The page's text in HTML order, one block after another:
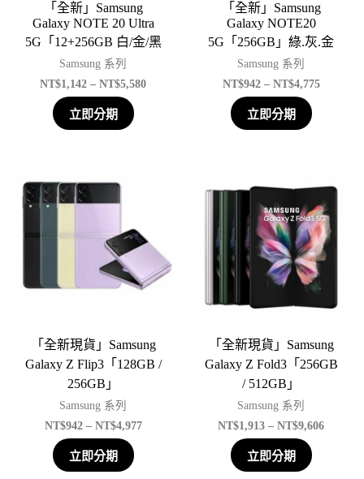
「全新」Samsung
Galaxy NOTE 20 Ultra
5G「12+256GB 白/金/黑
Samsung 系列
NT$1,142 – NT$5,580
立即分期
「全新」Samsung
Galaxy NOTE20
5G「256GB」綠.灰.金
Samsung 系列
NT$942 – NT$4,775
立即分期
「全新現貨」Samsung
Galaxy Z Flip3「128GB /
256GB」
Samsung 系列
NT$942 – NT$4,977
立即分期
「全新現貨」Samsung
Galaxy Z Fold3「256GB
/ 512GB」
Samsung 系列
NT$1,913 – NT$9,606
立即分期